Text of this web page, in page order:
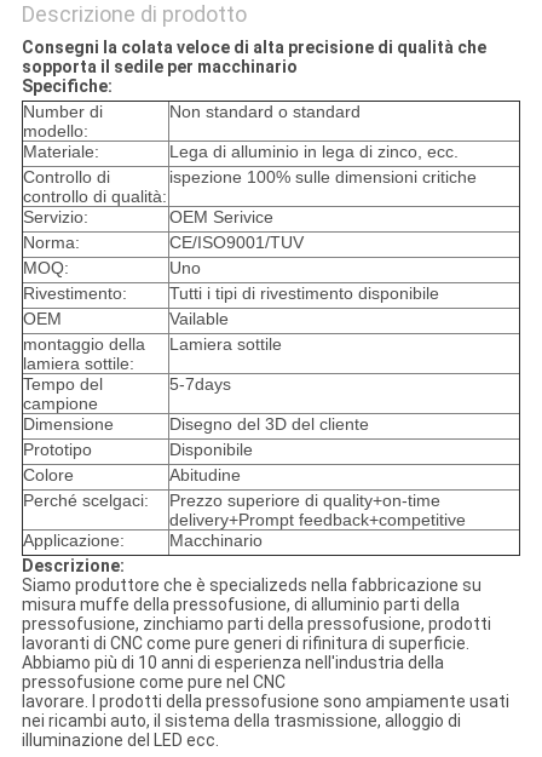
Descrizione di prodotto
Consegni la colata veloce di alta precisione di qualità che
sopporta il sedile per macchinario
Specifiche:
Number di
modello:
Non standard o standard
Materiale:
Lega di alluminio in lega di zinco, ecc.
Controllo di
controllo di qualità:
ispezione 100% sulle dimensioni critiche
Servizio:
OEM Serivice
Norma:
CE/ISO9001/TUV
MOQ:
Uno
Rivestimento:
Tutti i tipi di rivestimento disponibile
OEM
Vailable
montaggio della
lamiera sottile:
Lamiera sottile
Tempo del
campione
5-7days
Dimensione
Disegno del 3D del cliente
Prototipo
Disponibile
Colore
Abitudine
Perché scelgaci:
Prezzo superiore di quality+on-time
delivery+Prompt feedback+competitive
Applicazione:
Macchinario
Descrizione:
Siamo produttore che è specializeds nella fabbricazione su
misura muffe della pressofusione, di alluminio parti della
pressofusione, zinchiamo parti della pressofusione, prodotti
lavoranti di CNC come pure generi di rifinitura di superficie.
Abbiamo più di 10 anni di esperienza nell'industria della
pressofusione come pure nel CNC
lavorare. I prodotti della pressofusione sono ampiamente usati
nei ricambi auto, il sistema della trasmissione, alloggio di
illuminazione del LED ecc.